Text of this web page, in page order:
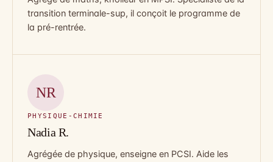
transition terminale-sup, il conçoit le programme de
la pré-rentrée.
NR
PHYSIQUE-CHIMIE
Nadia R.
Agrégée de physique, enseigne en PCSI. Aide les